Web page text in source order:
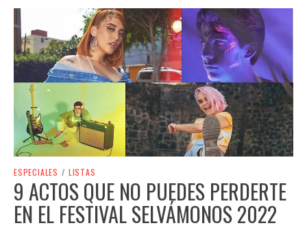
ESPECIALES / LISTAS
9 ACTOS QUE NO PUEDES PERDERTE
EN EL FESTIVAL SELVÁMONOS 2022